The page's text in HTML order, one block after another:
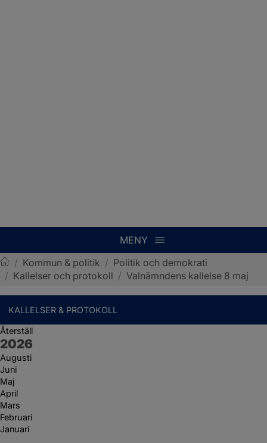
MENY
Sotenäs kommun
/ Kommun & politik / Politik och demokrati
/ Kallelser och protokoll / Valnämndens kallelse 8 maj
KALLELSER & PROTOKOLL
Återställ
År:
2026
Augusti
Juni
Maj
April
Mars
Februari
Januari